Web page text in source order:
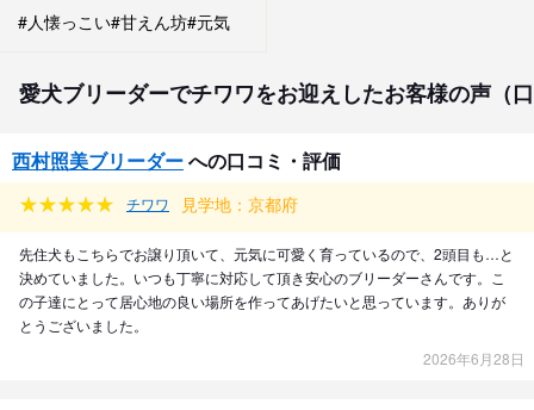
#人懐っこい#甘えん坊#元気
愛犬ブリーダーでチワワをお迎えしたお客様の声（
西村照美ブリーダーへの口コミ・評価
チワワ 見学地：京都府
先住犬もこちらでお譲り頂いて、元気に可愛く育っているので、2頭目も…と
決めていました。いつも丁寧に対応して頂き安心のブリーダーさんです。こ
の子達にとって居心地の良い場所を作ってあげたいと思っています。ありが
とうございました。
2026年6月28日